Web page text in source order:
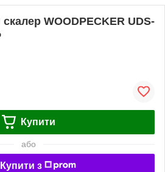
WOODPECKER UDS-
Купити
або
Купити з